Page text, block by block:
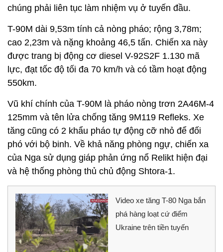
chúng phải liên tục làm nhiệm vụ ở tuyến đầu.
T-90M dài 9,53m tính cả nòng pháo; rộng 3,78m;
cao 2,23m và nặng khoảng 46,5 tấn. Chiến xa này
được trang bị động cơ diesel V-92S2F 1.130 mã
lực, đạt tốc độ tối đa 70 km/h và có tầm hoạt động
550km.
Vũ khí chính của T-90M là pháo nòng trơn 2A46M-4
125mm và tên lửa chống tăng 9M119 Refleks. Xe
tăng cũng có 2 khẩu pháo tự động cỡ nhỏ để đối
phó với bộ binh. Về khả năng phòng ngự, chiến xa
của Nga sử dụng giáp phản ứng nổ Relikt hiện đại
và hệ thống phòng thủ chủ động Shtora-1.
Video xe tăng T-80 Nga bắn
phá hàng loạt cứ điểm
Ukraine trên tiền tuyến